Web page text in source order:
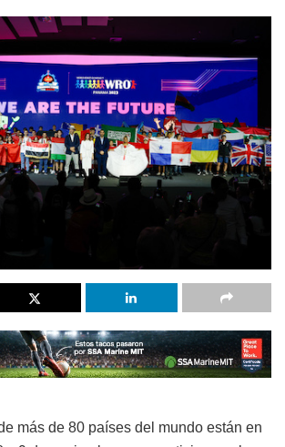
más de 80 países del mundo están en